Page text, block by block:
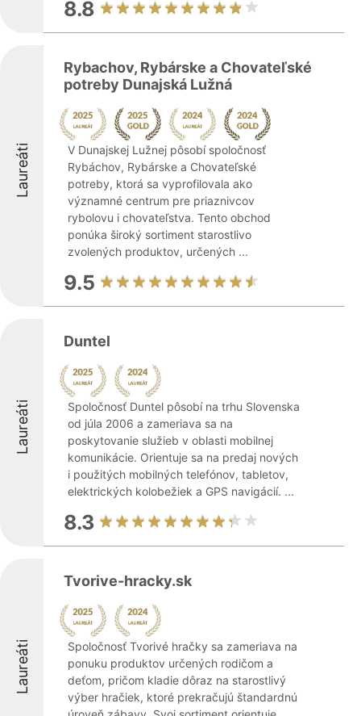
8.8
Laureáti
Rybachov, Rybárske a Chovateľské
potreby Dunajská Lužná
V Dunajskej Lužnej pôsobí spoločnosť
Rybáchov, Rybárske a Chovateľské
potreby, ktorá sa vyprofilovala ako
významné centrum pre priaznivcov
rybolovu i chovateľstva. Tento obchod
ponúka široký sortiment starostlivo
zvolených produktov, určených ...
9.5
Laureáti
Duntel
Spoločnosť Duntel pôsobí na trhu Slovenska
od júla 2006 a zameriava sa na
poskytovanie služieb v oblasti mobilnej
komunikácie. Orientuje sa na predaj nových
i použitých mobilných telefónov, tabletov,
elektrických kolobežiek a GPS navigácií. ...
8.3
Laureáti
Tvorive-hracky.sk
Spoločnosť Tvorivé hračky sa zameriava na
ponuku produktov určených rodičom a
deťom, pričom kladie dôraz na starostlivý
výber hračiek, ktoré prekračujú štandardnú